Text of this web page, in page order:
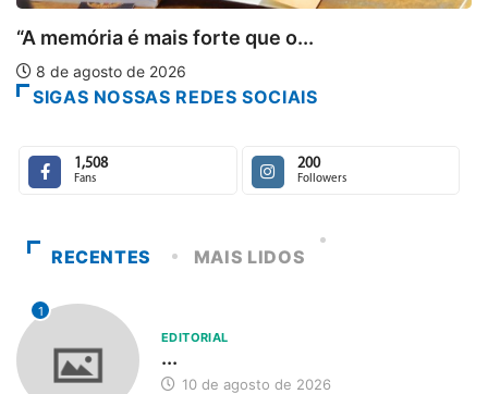
o...
SIGAS NOSSAS REDES SOCIAIS
1,508
Fans
200
Followers
RECENTES MAIS LIDOS
1
EDITORIAL
...
10 de agosto de 2026